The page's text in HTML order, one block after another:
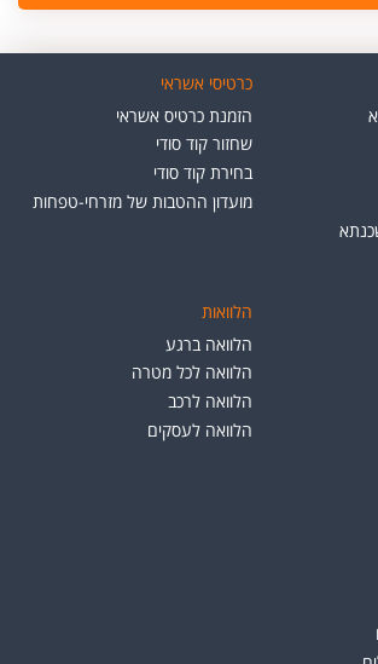
כרטיסי אשראי
הזמנת כרטיס אשראי
שחזור קוד סודי
בחירת קוד סודי
מועדון ההטבות של מזרחי-טפחות
הלוואות
הלוואה ברגע
הלוואה לכל מטרה
הלוואה לרכב
הלוואה לעסקים